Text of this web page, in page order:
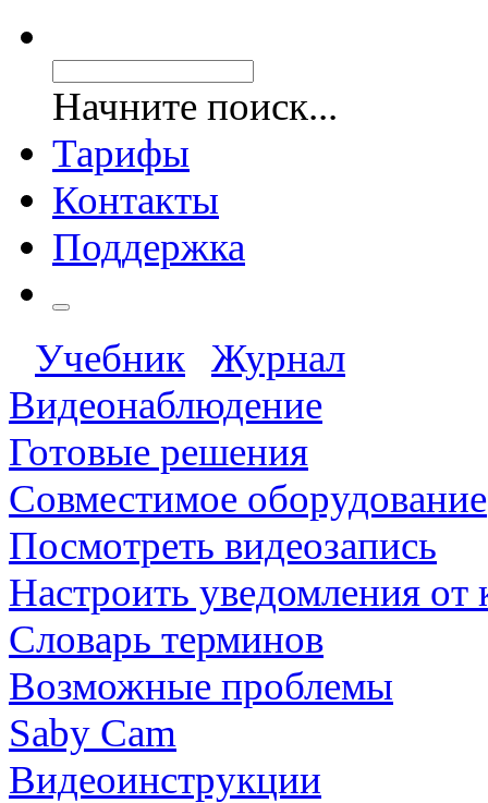
Начните поиск...
Тарифы
Контакты
Поддержка
Учебник
Журнал
Видеонаблюдение
Готовые решения
Совместимое оборудование
Посмотреть видеозапись
Настроить уведомления от
Словарь терминов
Возможные проблемы
Saby Cam
Видеоинструкции